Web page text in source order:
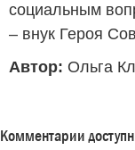
социальным
– внук Героя
Автор: Ольга
Комментарии